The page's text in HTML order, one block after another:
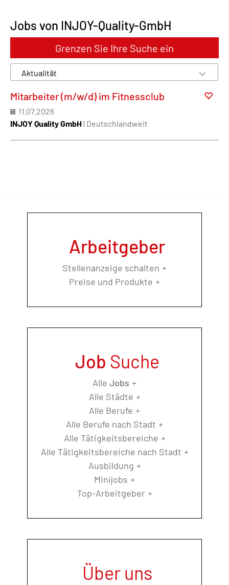
Jobs von INJOY-Quality-GmbH
Grenzen Sie Ihre Suche ein
Mitarbeiter (m/w/d) im Fitnessclub
11.07.2026
INJOY Quality GmbH| Deutschlandweit
Arbeitgeber
Stellenanzeige schalten
Preise und Produkte
Job Suche
Alle Jobs
Alle Städte
Alle Berufe
Alle Berufe nach Stadt
Alle Tätigkeitsbereiche
Alle Tätigkeitsbereiche nach Stadt
Ausbildung
Minijobs
Top-Arbeitgeber
Über uns